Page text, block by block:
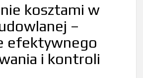
kosztami w
–
efektywnego
i kontroli